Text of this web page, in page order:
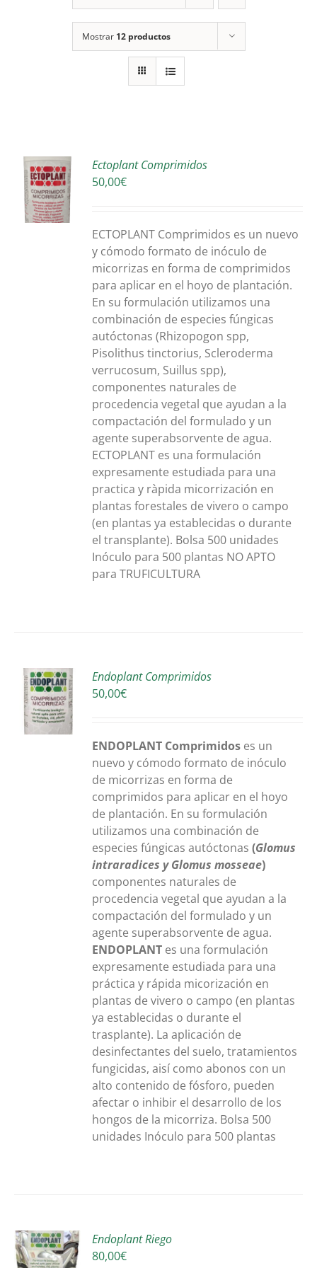
Mostrar 12 productos
Ectoplant Comprimidos
50,00€
ECTOPLANT Comprimidos es un nuevo
y cómodo formato de inóculo de
micorrizas en forma de comprimidos
para aplicar en el hoyo de plantación.
En su formulación utilizamos una
combinación de especies fúngicas
autóctonas (Rhizopogon spp,
Pisolithus tinctorius, Scleroderma
verrucosum, Suillus spp),
componentes naturales de
procedencia vegetal que ayudan a la
compactación del formulado y un
agente superabsorvente de agua.
ECTOPLANT es una formulación
expresamente estudiada para una
practica y ràpida micorrización en
plantas forestales de vivero o campo
(en plantas ya establecidas o durante
el transplante). Bolsa 500 unidades
Inóculo para 500 plantas NO APTO
para TRUFICULTURA
Endoplant Comprimidos
50,00€
ENDOPLANT Comprimidos es un
nuevo y cómodo formato de inóculo
de micorrizas en forma de
comprimidos para aplicar en el hoyo
de plantación. En su formulación
utilizamos una combinación de
especies fúngicas autóctonas(Glomus
intraradices y Glomus mosseae)
componentes naturales de
procedencia vegetal que ayudan a la
compactación del formulado y un
agente superabsorvente de agua.
ENDOPLANT es una formulación
expresamente estudiada para una
práctica y rápida micorización en
plantas de vivero o campo (en plantas
ya establecidas o durante el
trasplante). La aplicación de
desinfectantes del suelo, tratamientos
fungicidas, aisí como abonos con un
alto contenido de fósforo, pueden
afectar o inhibir el desarrollo de los
hongos de la micorriza. Bolsa 500
unidades Inóculo para 500 plantas
Endoplant Riego
80,00€